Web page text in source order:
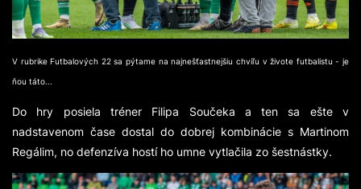
V rubrike Futbalových 22 sa pýtame na najnešťastnejšiu chvíľu v živote futbalistu - je
ňou táto...
Do hry posiela tréner Filipa Součeka a ten sa ešte v
nadstavenom čase dostal do dobrej kombinácie s Martinom
Regálim, no defenzíva hostí ho umne vytlačila zo šestnástky.